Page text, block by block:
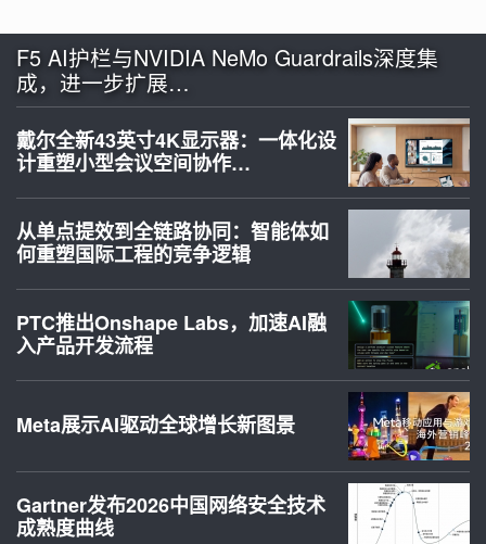
F5 AI护栏与NVIDIA NeMo Guardrails深度集
成，进一步扩展…
戴尔全新43英寸4K显示器：一体化设
计重塑小型会议空间协作…
从单点提效到全链路协同：智能体如
何重塑国际工程的竞争逻辑
PTC推出Onshape Labs，加速AI融
入产品开发流程
Meta展示AI驱动全球增长新图景
Gartner发布2026中国网络安全技术
成熟度曲线